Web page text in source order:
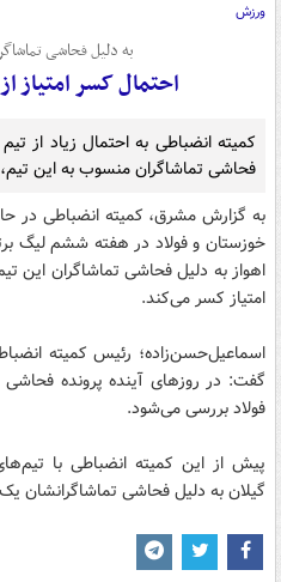
ورزش
به دلیل فحاشی
احتمال کسر امتیاز
کمیته انضباطی به احتمال زیاد از
فحاشی تماشاگران منسوب به این
به گزارش مشرق، کمیته انضباطی در
خوزستان و فولاد در هفته ششم لیگ
اهواز به دلیل فحاشی تماشاگران این
امتیاز کسر می‌کند.
اسماعیل‌حسن‌زاده؛ رئیس کمیته
گفت: در روزهای آینده پرونده فحاشی‌
فولاد بررسی می‌شود.
پیش از این کمیته انضباطی با
گیلان به دلیل فحاشی تماشاگرانشان